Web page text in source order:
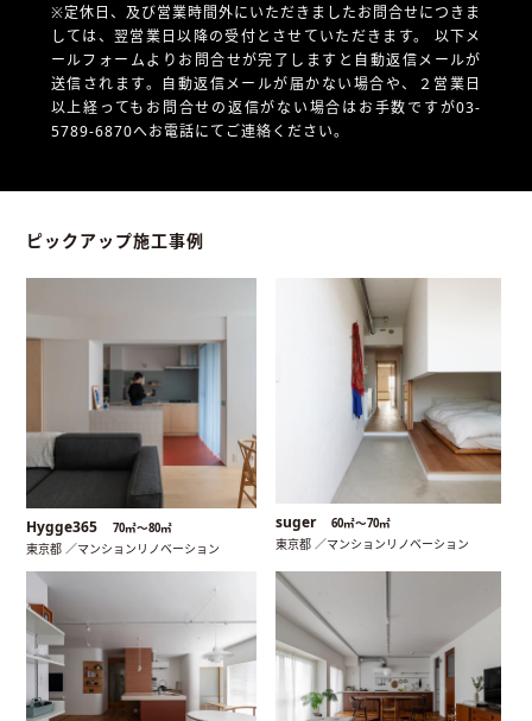
※定休日、及び営業時間外にいただきましたお問合せにつきま
しては、翌営業日以降の受付とさせていただきます。 以下メ
ールフォームよりお問合せが完了しますと自動返信メールが
送信されます。自動返信メールが届かない場合や、
２営業日
以上経ってもお問合せの返信がない場合はお手数ですが03-
5789-6870へお電話にてご連絡ください。
ピックアップ施工事例
Hygge365 70㎡〜80㎡
東京都 ／マンションリノベーション
suger 60㎡〜70㎡
東京都 ／マンションリノベーション